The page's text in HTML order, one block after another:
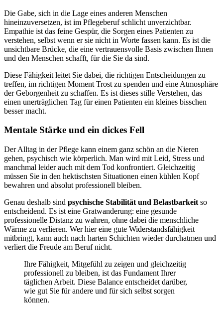
Die Gabe, sich in die Lage eines anderen Menschen
hineinzuversetzen, ist im Pflegeberuf schlicht unverzichtbar.
Empathie ist das feine Gespür, die Sorgen eines Patienten zu
verstehen, selbst wenn er sie nicht in Worte fassen kann. Es ist die
unsichtbare Brücke, die eine vertrauensvolle Basis zwischen Ihnen
und den Menschen schafft, für die Sie da sind.
Diese Fähigkeit leitet Sie dabei, die richtigen Entscheidungen zu
treffen, im richtigen Moment Trost zu spenden und eine Atmosphäre
der Geborgenheit zu schaffen. Es ist dieses stille Verstehen, das
einen unerträglichen Tag für einen Patienten ein kleines bisschen
besser macht.
Mentale Stärke und ein dickes Fell
Der Alltag in der Pflege kann einem ganz schön an die Nieren
gehen, psychisch wie körperlich. Man wird mit Leid, Stress und
manchmal leider auch mit dem Tod konfrontiert. Gleichzeitig
müssen Sie in den hektischsten Situationen einen kühlen Kopf
bewahren und absolut professionell bleiben.
Genau deshalb sind psychische Stabilität und Belastbarkeit so
entscheidend. Es ist eine Gratwanderung: eine gesunde
professionelle Distanz zu wahren, ohne dabei die menschliche
Wärme zu verlieren. Wer hier eine gute Widerstandsfähigkeit
mitbringt, kann auch nach harten Schichten wieder durchatmen und
verliert die Freude am Beruf nicht.
Ihre Fähigkeit, Mitgefühl zu zeigen und gleichzeitig
professionell zu bleiben, ist das Fundament Ihrer
täglichen Arbeit. Diese Balance entscheidet darüber,
wie gut Sie für andere und für sich selbst sorgen
können.